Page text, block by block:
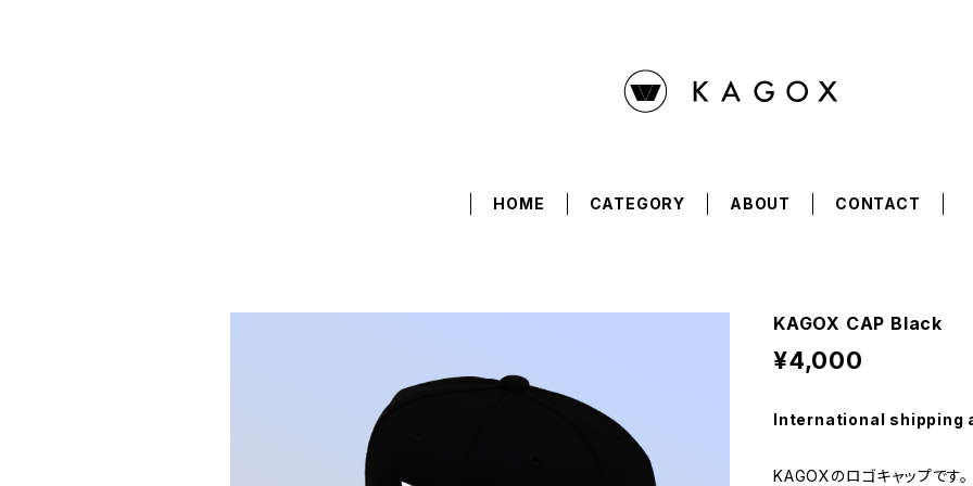
HOME CATEGORY ABOUT CONTACT
KAGOX CAP Black
¥4,000
International shipping
KAGOXのロゴキャップです。